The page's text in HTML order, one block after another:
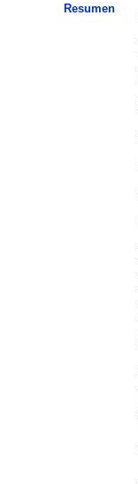
Resumen